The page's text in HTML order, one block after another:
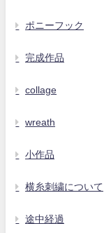
ポニーフック
完成作品
collage
wreath
小作品
横糸刺繍について
途中経過